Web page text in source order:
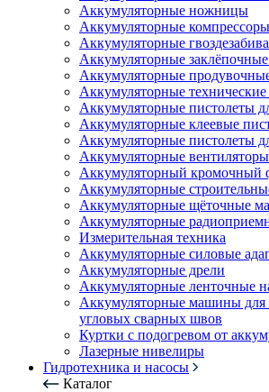
Аккумуляторные ножницы
Аккумуляторные компрессоры
Аккумуляторные
Аккумуляторные
Аккумуляторные
Аккумуляторные
Аккумуляторные пистолеты
Аккумуляторные клеевые
Аккумуляторные пистолеты
Аккумуляторные вентиляторы
Аккумуляторный кромочный
Аккумуляторные
Аккумуляторные щёточные
Аккумуляторные
Измерительная техника
Аккумуляторные силовые
Аккумуляторные дрели
Аккумуляторные ленточные
Аккумуляторные машины
угловых сварных швов
Куртки с подогревом от
Лазерные нивелиры
Гидротехника и насосы
Каталог